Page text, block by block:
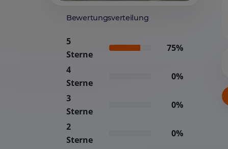
Bewertungsverteilung
5
Sterne
75%
4
Sterne
0%
3
Sterne
0%
2
Sterne
0%